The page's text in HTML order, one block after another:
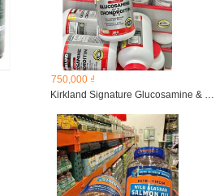
750,000 ₫
Kirkland Signature Glucosamine & Chondroitin 280 viên